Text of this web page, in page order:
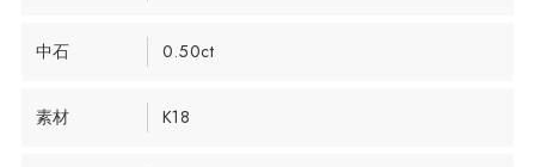
中石 0.50ct
素材 K18